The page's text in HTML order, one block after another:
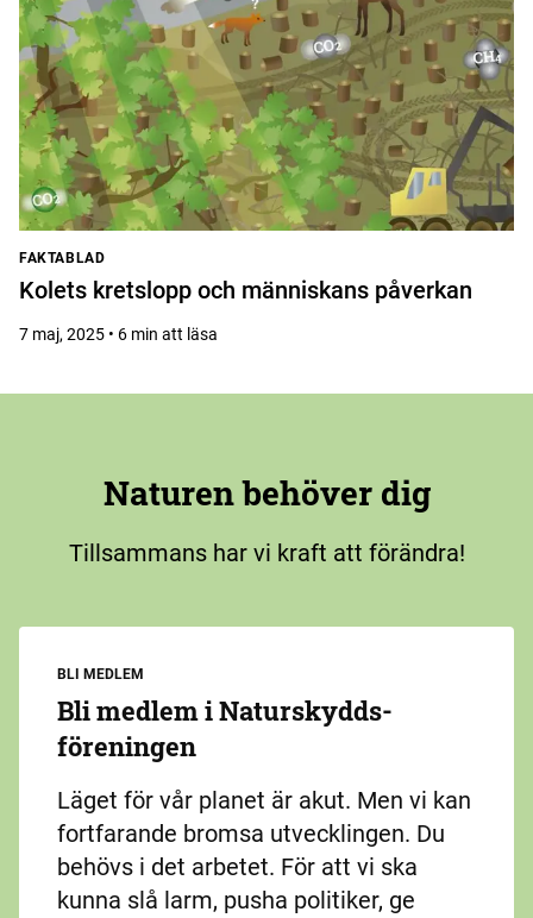
FAKTABLAD
Kolets kretslopp och människans påverkan
7 maj, 2025 • 6 min att läsa
Naturen behöver dig
Tillsammans har vi kraft att förändra!
BLI MEDLEM
Bli medlem i Naturskydds­
föreningen
Läget för vår planet är akut. Men vi kan
fortfarande bromsa utvecklingen. Du
behövs i det arbetet. För att vi ska
kunna slå larm, pusha politiker, ge